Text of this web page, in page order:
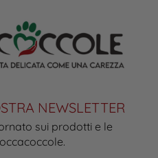
NEWSLETTER
sui prodotti e le